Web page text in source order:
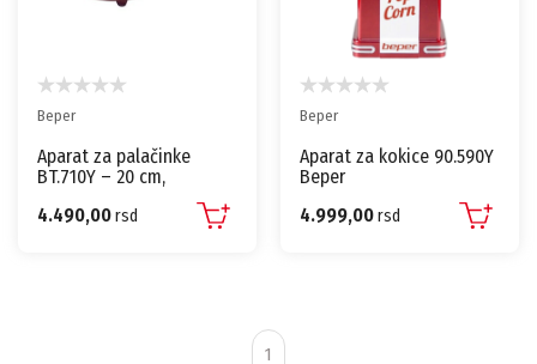
Beper
Aparat za palačinke
BT.710Y – 20 cm,
nelepljiva ploča, 800 W
4.490,00rsd
Beper
Aparat za kokice 90.590Y
Beper
4.999,00rsd
1